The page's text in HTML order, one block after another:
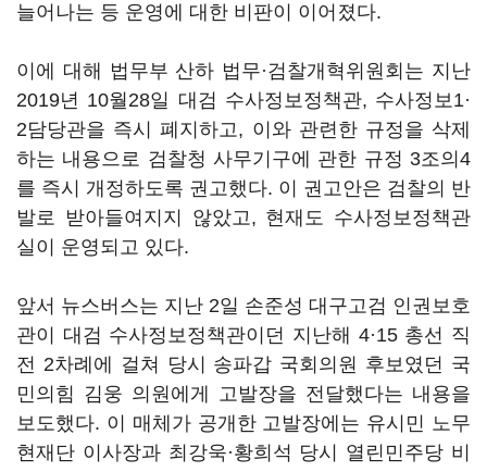
늘어나는 등 운영에 대한 비판이 이어졌다.
이에 대해 법무부 산하 법무·검찰개혁위원회는 지난
2019년 10월28일 대검 수사정보정책관, 수사정보1·
2담당관을 즉시 폐지하고, 이와 관련한 규정을 삭제
하는 내용으로 검찰청 사무기구에 관한 규정 3조의4
를 즉시 개정하도록 권고했다. 이 권고안은 검찰의 반
발로 받아들여지지 않았고, 현재도 수사정보정책관
실이 운영되고 있다.
앞서 뉴스버스는 지난 2일 손준성 대구고검 인권보호
관이 대검 수사정보정책관이던 지난해 4·15 총선 직
전 2차례에 걸쳐 당시 송파갑 국회의원 후보였던 국
민의힘 김웅 의원에게 고발장을 전달했다는 내용을
보도했다. 이 매체가 공개한 고발장에는 유시민 노무
현재단 이사장과 최강욱·황희석 당시 열린민주당 비